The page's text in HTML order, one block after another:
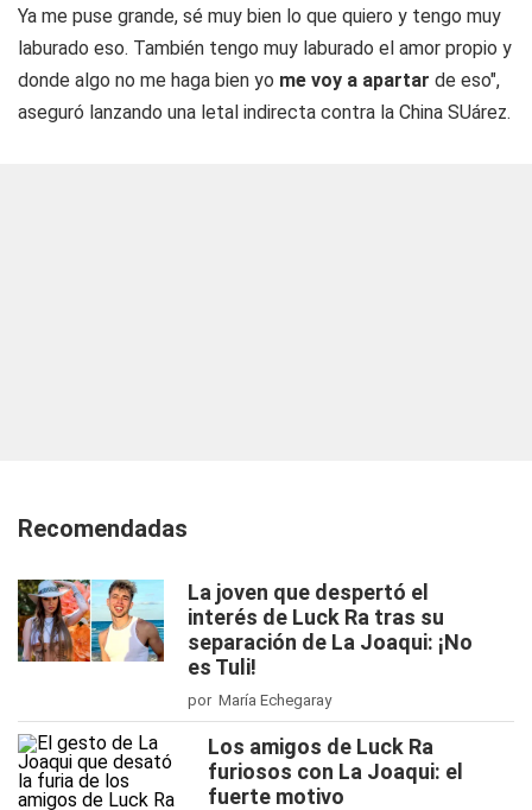
Ya me puse grande, sé muy bien lo que quiero y tengo muy
laburado eso. También tengo muy laburado el amor propio y
donde algo no me haga bien yo me voy a apartar de eso",
aseguró lanzando una letal indirecta contra la China SUárez.
Recomendadas
La joven que despertó el
interés de Luck Ra tras su
separación de La Joaqui: ¡No
es Tuli!
por María Echegaray
Los amigos de Luck Ra
furiosos con La Joaqui: el
fuerte motivo